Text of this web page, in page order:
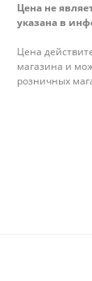
Цена не
указана в
Цена
магазина и
розничных